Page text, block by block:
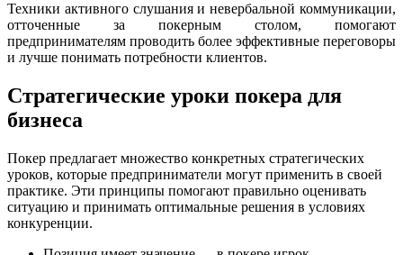
Техники активного слушания и невербальной коммуникации,
отточенные за покерным столом, помогают
предпринимателям проводить более эффективные переговоры
и лучше понимать потребности клиентов.
Стратегические уроки покера для
бизнеса
Покер предлагает множество конкретных стратегических
уроков, которые предприниматели могут применить в своей
практике. Эти принципы помогают правильно оценивать
ситуацию и принимать оптимальные решения в условиях
конкуренции.